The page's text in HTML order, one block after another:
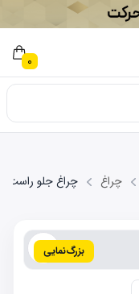
0
چراغ چراغ جلو راست LIFAN X60
بزرگ‌نمایی